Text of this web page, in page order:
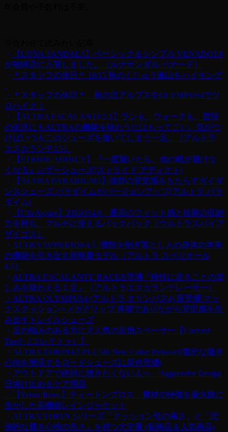
・
【LUNA SANDALS】ベーシック＆シンプル VENADO2.0
が福岡店に入荷しました。（ルナサンダル ベナード）
・
＊スタッフの休日＊ 10/15 秋のくじゅう連山をハイキング
・＊スタッフの休日＊ 秋の北アルプスをOLYMPUS4でソ
ロハイク！
・
【ALTRA ESCALANTE2.5】ランも、ウォークも、普段
の生活にもALTRAの機能を味わうにはもってこい。気がつ
けばいつもこのシューズを履いてしまう一足。（アルトラ
エスカランテ2.5）
・
【STRIDE ADDICT】『一度履いたら、他の靴が履けな
くなる』レザーシューズ(ストライド アディクト)
・
【ALTRA PARADIGM5】抜群の安定感をもたらすガイダ
ンスシューズ パラダイムがバージョンアップ(アルトラ パラ
ダイム)
・
【UltrAspire】ZIGOS4.0 最高のフィット感と抜群の収納
力を持ち、マルチに使えるバックパック（ウルトラスパイア
ザイゴス）
・ ALTRA SUPERIOR4.5 機能を削ぎ落とし人の身体の本来
の機能を引き出す超軽量モデル（アルトラ スペリオール
4.5）
・ ALTRA ESCALANTE RACER登場「軽快に走ることの楽
しみを味わえる１足」（アルトラエスカランテレーサー）
・ALTRA OLYMPUS4 (アルトラ オリンパス4) 新登場 マッ
クスクッション×メガグリップ 厚底でありながら安定感を生
み出すトレイルシューズ
・ 足の悩みのある方に大人気の足指スペーサー【Correct
Toe®︎（コレクトゥ）】
・ ALTRA TORIN4.5 PLUSH New Color Release!(贅沢な履き
心地を実現するロードシューズに新色登場)
・ アウトドアで絶対に焼きたくない人へ Aggressive Design
日焼け止め＆ケア用品
・【Teton Bros.】ティートンブロス 素材の特徴を最大限に
生かした高機能レインジャケット
・ ALTRA TORIN シリーズ「クッション性の高さ」と「圧
倒的な履き心地の良さ」を持つ大定番 (新商品＆人気商品)